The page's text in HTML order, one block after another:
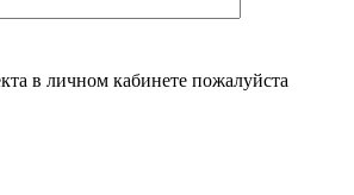
в личном кабинете пожалуйста